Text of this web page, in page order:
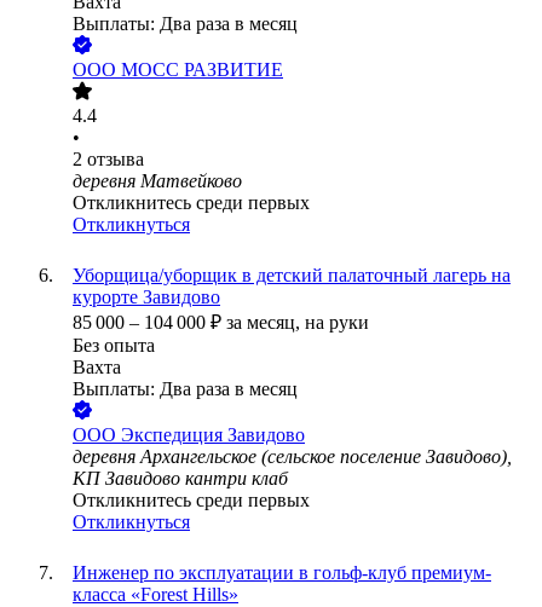
Выплаты: Два раза в месяц
ООО МОСС РАЗВИТИЕ
4.4
•
2 отзыва
деревня Матвейково
Откликнитесь среди первых
Откликнуться
Уборщица/уборщик в детский палаточный лагерь на
курорте Завидово
85 000 – 104 000 ₽ за месяц, на руки
Без опыта
Вахта
Выплаты: Два раза в месяц
ООО Экспедиция Завидово
деревня Архангельское (сельское поселение Завидово),
КП Завидово кантри клаб
Откликнитесь среди первых
Откликнуться
Инженер по эксплуатации в гольф-клуб премиум-
класса «Forest Hills»